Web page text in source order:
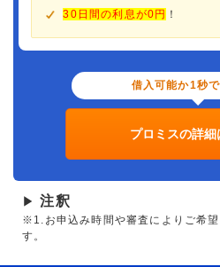
30日間の利息が0円 ！
借入可能か1秒
プロミスの詳細
▶ 注釈
※1.お申込み時間や審査によりご希
す。